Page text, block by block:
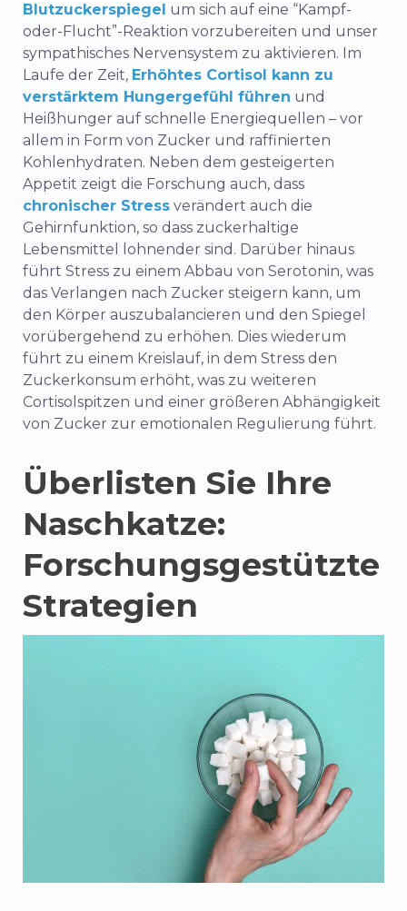
Blutzuckerspiegel um sich auf eine “Kampf-
oder-Flucht”-Reaktion vorzubereiten und unser
sympathisches Nervensystem zu aktivieren. Im
Laufe der Zeit, Erhöhtes Cortisol kann zu
verstärktem Hungergefühl führen und
Heißhunger auf schnelle Energiequellen – vor
allem in Form von Zucker und raffinierten
Kohlenhydraten. Neben dem gesteigerten
Appetit zeigt die Forschung auch, dass
chronischer Stress verändert auch die
Gehirnfunktion, so dass zuckerhaltige
Lebensmittel lohnender sind. Darüber hinaus
führt Stress zu einem Abbau von Serotonin, was
das Verlangen nach Zucker steigern kann, um
den Körper auszubalancieren und den Spiegel
vorübergehend zu erhöhen. Dies wiederum
führt zu einem Kreislauf, in dem Stress den
Zuckerkonsum erhöht, was zu weiteren
Cortisolspitzen und einer größeren Abhängigkeit
von Zucker zur emotionalen Regulierung führt.
Überlisten Sie Ihre
Naschkatze:
Forschungsgestützte
Strategien